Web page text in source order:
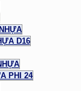
D16
PHI 24